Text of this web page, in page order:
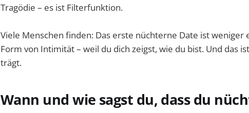
Tragödie – es ist Filterfunktion.
Viele Menschen finden: Das erste nüchterne Date ist weniger
Form von Intimität – weil du dich zeigst, wie du bist. Und das
trägt.
Wann und wie sagst du, dass du